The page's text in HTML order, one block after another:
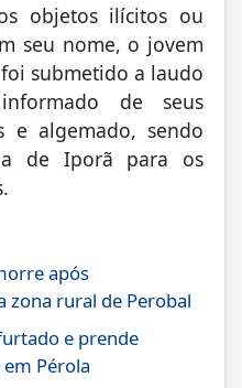
objetos ilícitos ou
seu nome, o jovem
submetido a laudo
de seus
e algemado, sendo
de Iporã para os
após
zona rural de Perobal
e prende
Pérola